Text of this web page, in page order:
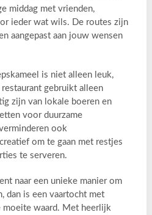
middag met vrienden,
ieder wat wils. De routes zijn
aangepast aan jouw wensen
is niet alleen leuk,
gebruikt alleen
zijn van lokale boeren en
voor duurzame
ook
om te gaan met restjes
te serveren.
naar een unieke manier om
dan is een vaartocht met
moeite waard. Met heerlijk